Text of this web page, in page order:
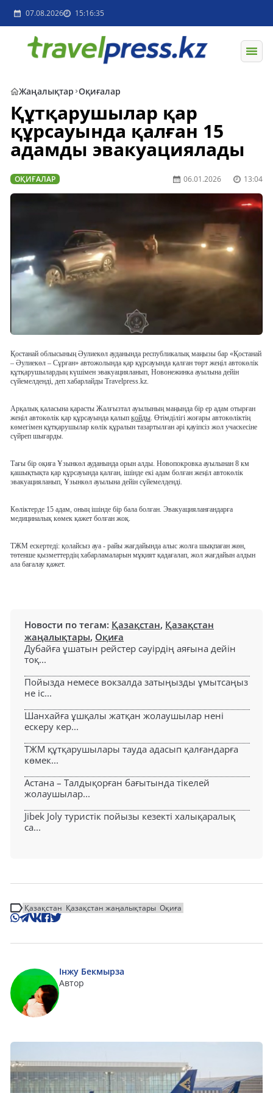
07.08.2026 15:16:35
Жаңалықтар Оқиғалар
Құтқарушылар қар
құрсауында қалған 15
адамды эвакуациялады
ОҚИҒАЛАР 06.01.2026 13:04
Қостанай облысының Әулиекөл ауданында республикалық маңызы бар «Қостанай
– Әулиекөл – Сұрған» автожолында қар құрсауында қалған төрт жеңіл автокөлік
құтқарушылардың күшімен эвакуацияланып, Новонежинка ауылына дейін
сүйемелденді, деп хабарлайды Travelpress.kz.
Арқалық қаласына қарасты Жалғызтал ауылының маңында бір ер адам отырған
жеңіл автокөлік қар құрсауында қалып қойды. Өтімділігі жоғары автокөліктің
көмегімен құтқарушылар көлік құралын тазартылған әрі қауіпсіз жол учаскесіне
сүйреп шығарды.
Тағы бір оқиға Ұзынкөл ауданында орын алды. Новопокровка ауылынан 8 км
қашықтықта қар құрсауында қалған, ішінде екі адам болған жеңіл автокөлік
эвакуацияланып, Ұзынкөл ауылына дейін сүйемелденді.
Көліктерде 15 адам, оның ішінде бір бала болған. Эвакуацияланғандарға
медициналық көмек қажет болған жоқ.
ТЖМ ескертеді: қолайсыз ауа - райы жағдайында алыс жолға шықпаған жөн,
төтенше қызметтердің хабарламаларын мұқият қадағалап, жол жағдайын алдын
ала бағалау қажет.
Новости по тегам: Қазақстан, Қазақстан
жаңалықтары, Оқиға
Дубайға ұшатын рейстер сәуірдің аяғына дейін
тоқ...
Пойызда немесе вокзалда затыңызды ұмытсаңыз
не іс...
Шанхайға ұшқалы жатқан жолаушылар нені
ескеру кер...
ТЖМ құтқарушылары тауда адасып қалғандарға
көмек...
Астана – Талдықорған бағытында тікелей
жолаушылар...
Jibek Joly туристік пойызы кезекті халықаралық
са...
Қазақстан Қазақстан жаңалықтары Оқиға
Інжу Бекмырза
Автор